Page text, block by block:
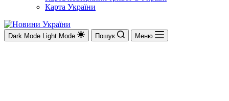
Карта України
Dark Mode Light Mode Пошук Меню